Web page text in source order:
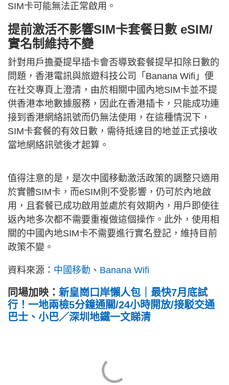
SIM卡可能無法正常啟用。
提前激活不影響SIM卡套餐日數 eSIM/
實名制維持不變
針對用戶擔憂提早插卡會否導致套餐提早扣除日數的
問題，香港電訊與旅遊科技公司「Banana Wifi」便
在社交專頁上澄清，由於相關中國內地SIM卡並不提
供香港本地數據服務，因此在香港插卡，只能成功連
接到香港網絡訊號而仍無法使用，在這種情況下，
SIM卡套餐的有效日數，需待抵達目的地並正式接收
當地網絡訊號後才起算。
值得注意的是，是次中國移動激活政策的調整只適用
於實體SIM卡，而eSIM則不受影響，仍可於內地啟
用，且套餐已成功啟用並處於有效期內，用戶即使往
返內地多次都不需要重複做這個操作。此外，使用相
關的中國內地SIM卡不需要進行實名登記，維持目前
政策不變。
資料來源： 中國移動 、 Banana Wifi
同場加映： 新皇崗口岸懶人包｜最快7月底試
行！一地兩檢5分鐘通關/24小時開放/接駁交通
巴士、小巴／深圳地鐵一文睇清